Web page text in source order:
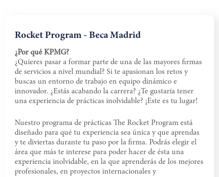
Rocket Program - Beca Madrid
¿Por qué KPMG?
¿Quieres pasar a formar parte de una de las mayores firmas
de servicios a nivel mundial? Si te apasionan los retos y
buscas un entorno de trabajo en equipo dinámico e
innovador. ¿Estás acabando la carrera? ¿Te gustaría tener
una experiencia de prácticas inolvidable? ¡Este es tu lugar!
Nuestro programa de prácticas The Rocket Program está
diseñado para qué tu experiencia sea única y que aprendas
y te diviertas durante tu paso por la firma. Podrás elegir el
área que más te interese para poder hacer de ésta una
experiencia inolvidable, en la que aprenderás de los mejores
profesionales, en proyectos internacionales y